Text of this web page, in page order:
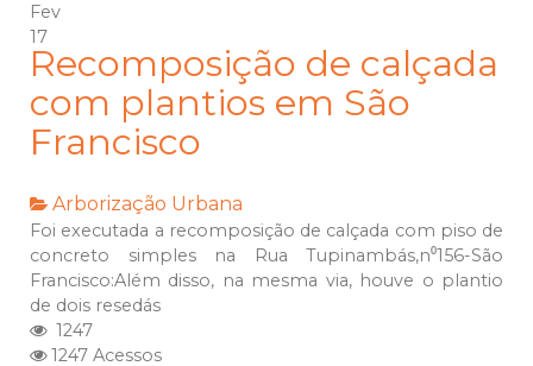
Fev
17
Recomposição de calçada
com plantios em São
Francisco
Arborização Urbana
Foi executada a recomposição de calçada com piso de
concreto simples na Rua Tupinambás,n⁰156-São
Francisco:Além disso, na mesma via, houve o plantio
de dois resedás
1247
1247 Acessos